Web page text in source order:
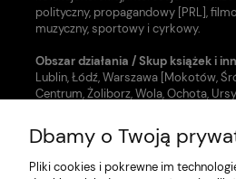
polityczny, propagandowy [PRL],
muzyczny, sportowy i cyrkowy.
Obszar działania / Skup książek i
Lublin, Łódź, Warszawa [Mokotów,
Centrum, Żoliborz, Wola, Ochota,
Nasze usługi w zakresie
- Skup książek [Warszawa, Lublin,
- Wycena i kupno fotografii
Dbamy o Twoją
Pliki cookies i pokrewne im